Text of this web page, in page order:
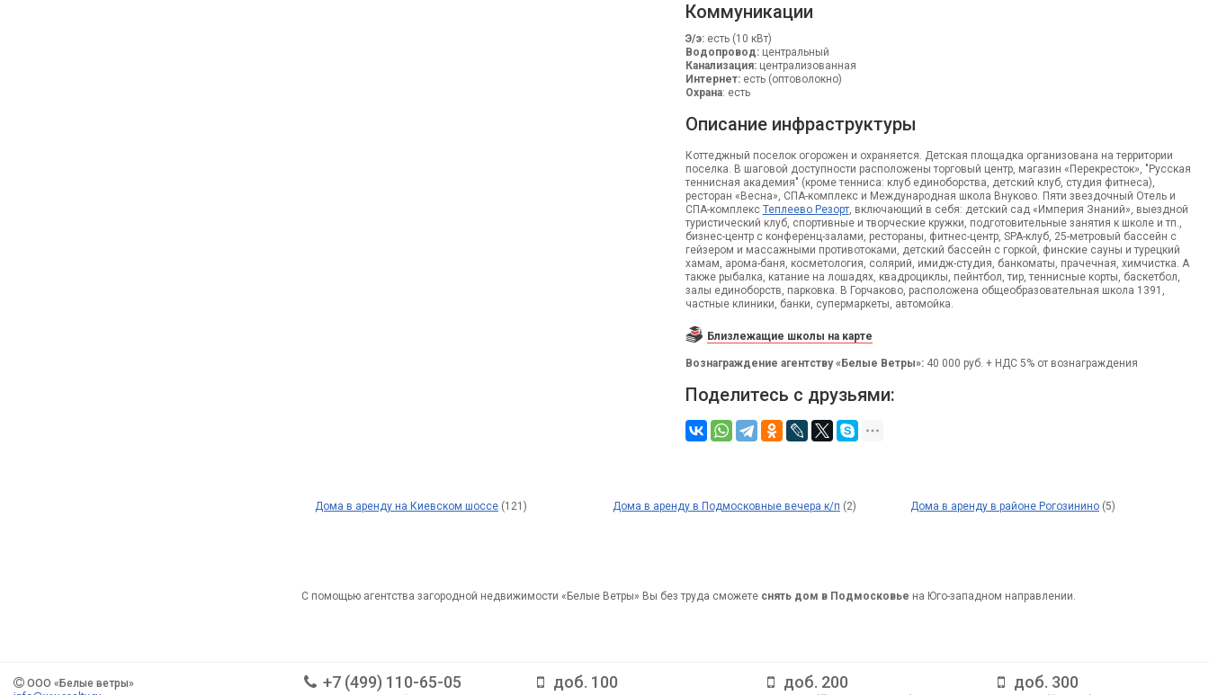
Коммуникации
Э/э:есть (10 кВт)
Водопровод:центральный
Канализация:централизованная
Интернет:есть (оптоволокно)
Охрана: есть
Описание инфраструктуры
Коттеджный поселок огорожен и охраняется. Детская площадка организована на территории
поселка. В шаговой доступности расположены торговый центр, магазин «Перекресток», "Русская
теннисная академия" (кроме тенниса: клуб единоборства, детский клуб, студия фитнеса),
ресторан «Весна», СПА-комплекс и Международная школа Внуково. Пяти звездочный Отель и
СПА-комплекс Теплеево Резорт, включающий в себя: детский сад «Империя Знаний», выездной
туристический клуб, спортивные и творческие кружки, подготовительные занятия к школе и тп.,
бизнес-центр с конференц-залами, рестораны, фитнес-центр, SPA-клуб, 25-метровый бассейн с
гейзером и массажными противотоками, детский бассейн с горкой, финские сауны и турецкий
хамам, арома-баня, косметология, солярий, имидж-студия, банкоматы, прачечная, химчистка. А
также рыбалка, катание на лошадях, квадроциклы, пейнтбол, тир, теннисные корты, баскетбол,
залы единоборств, парковка. В Горчаково, расположена общеобразовательная школа 1391,
частные клиники, банки, супермаркеты, автомойка.
Близлежащие школы на карте
Вознаграждение агентству «Белые Ветры»:40 000 руб. + НДС 5% от вознаграждения
Поделитесь с друзьями:
Дома в аренду на Киевском шоссе (121) Дома в аренду в Подмосковные вечера к/п (2) Дома в аренду в районе Рогозинино (5)
С помощью агентства загородной недвижимости «Белые Ветры» Вы без труда сможете снять дом в Подмосковье на Юго-западном направлении.
ООО «Белые ветры»
+7 (499) 110-65-05 доб. 100 доб. 200 доб. 300